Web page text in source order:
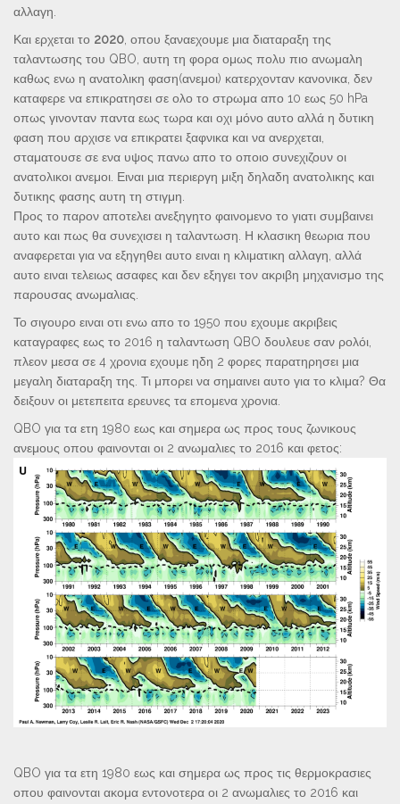
αλλαγη.
Και ερχεται το 2020 , οπου ξαναεχουμε μια διαταραξη της
ταλαντωσης του QBO, αυτη τη φορα ομως πολυ πιο ανωμαλη
καθως ενω η ανατολικη φαση(ανεμοι) κατερχονταν κανονικα, δεν
καταφερε να επικρατησει σε ολο το στρωμα απο 10 εως 50 hPa
οπως γινονταν παντα εως τωρα και οχι μόνο αυτο αλλά η δυτικη
φαση που αρχισε να επικρατει ξαφνικα και να ανερχεται,
σταματουσε σε ενα υψος πανω απο το οποιο συνεχιζουν οι
ανατολικοι ανεμοι. Ειναι μια περιεργη μιξη δηλαδη ανατολικης και
δυτικης φασης αυτη τη στιγμη.
Προς το παρον αποτελει ανεξηγητο φαινομενο το γιατι συμβαινει
αυτο και πως θα συνεχισει η ταλαντωση. Η κλασικη θεωρια που
αναφερεται για να εξηγηθει αυτο ειναι η κλιματικη αλλαγη, αλλά
αυτο ειναι τελειως ασαφες και δεν εξηγει τον ακριβη μηχανισμο της
παρουσας ανωμαλιας.
Το σιγουρο ειναι οτι ενω απο το 1950 που εχουμε ακριβεις
καταγραφες εως το 2016 η ταλαντωση QBO δουλευε σαν ρολόι,
πλεον μεσα σε 4 χρονια εχουμε ηδη 2 φορες παρατηρησει μια
μεγαλη διαταραξη της. Τι μπορει να σημαινει αυτο για το κλιμα? Θα
δειξουν οι μετεπειτα ερευνες τα επομενα χρονια.
QBO για τα ετη 1980 εως και σημερα ως προς τους ζωνικους
ανεμους οπου φαινονται οι 2 ανωμαλιες το 2016 και φετος:
QBO για τα ετη 1980 εως και σημερα ως προς τις θερμοκρασιες
οπου φαινονται ακομα εντονοτερα οι 2 ανωμαλιες το 2016 και